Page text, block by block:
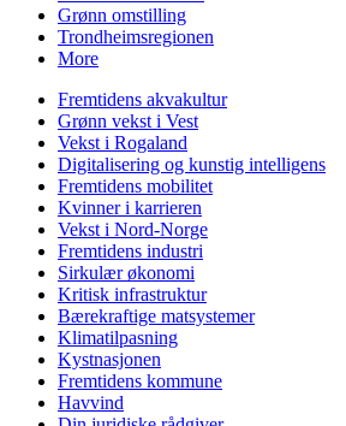
Grønn omstilling
Trondheimsregionen
More
Fremtidens akvakultur
Grønn vekst i Vest
Vekst i Rogaland
Digitalisering og kunstig intelligens
Fremtidens mobilitet
Kvinner i karrieren
Vekst i Nord-Norge
Fremtidens industri
Sirkulær økonomi
Kritisk infrastruktur
Bærekraftige matsystemer
Klimatilpasning
Kystnasjonen
Fremtidens kommune
Havvind